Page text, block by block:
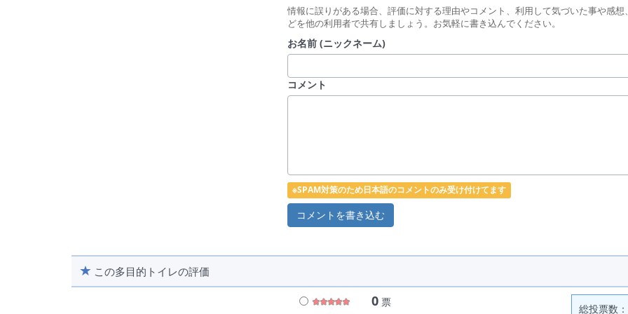
情報に誤りがある場合、評価に対する理由やコメント、利用して気づいた事や感想
どを他の利用者で共有しましょう。お気軽に書き込んでください。
お名前 (ニックネーム)
コメント
※SPAM対策のため日本語のコメントのみ受け付けてます
この多目的トイレの評価
0票
総投票数